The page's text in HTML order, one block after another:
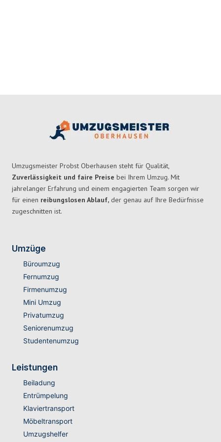
Umzugsmeister Probst Oberhausen steht für Qualität,
Zuverlässigkeit und faire Preise bei Ihrem Umzug. Mit
jahrelanger Erfahrung und einem engagierten Team sorgen wir
für einen reibungslosen Ablauf, der genau auf Ihre Bedürfnisse
zugeschnitten ist.
Umzüge
Büroumzug
Fernumzug
Firmenumzug
Mini Umzug
Privatumzug
Seniorenumzug
Studentenumzug
Leistungen
Beiladung
Entrümpelung
Klaviertransport
Möbeltransport
Umzugshelfer